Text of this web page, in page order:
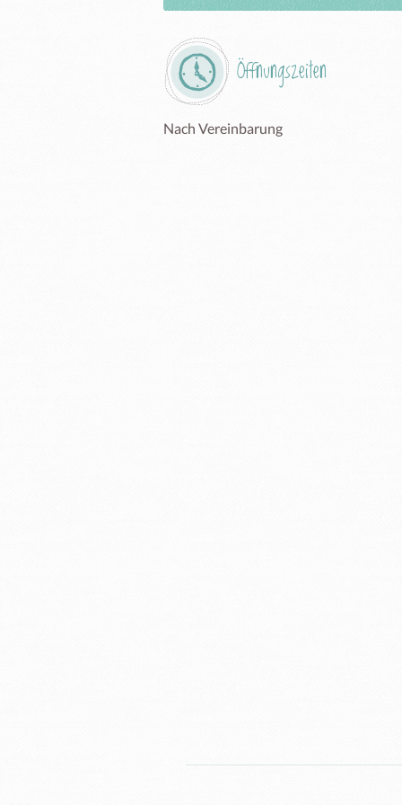
Öffnungszeiten
Nach Vereinbarung